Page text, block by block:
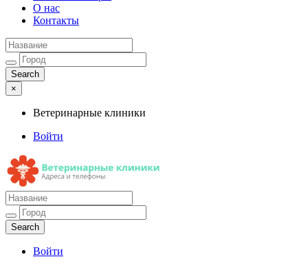
О нас
Контакты
×
Ветеринарные клиники
Войти
Ветеринарные клиники
Адреса и телефоны
Войти